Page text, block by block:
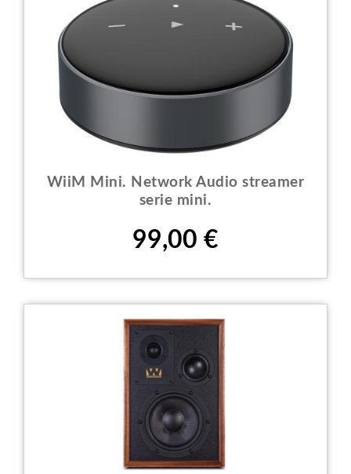
WiiM Mini. Network Audio streamer
serie mini.
Prezzo
99,00 €